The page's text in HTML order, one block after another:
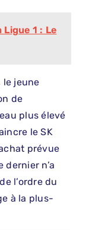
1 : Le
le jeune
de
plus élevé
le SK
prévue
n’a
l’ordre du
à la plus-